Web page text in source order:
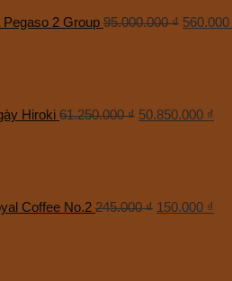
2 Group 95.000.000₫ 560.000
Hiroki 61.250.000₫ 50.850.000 ₫
Coffee No.2 245.000₫ 150.000 ₫